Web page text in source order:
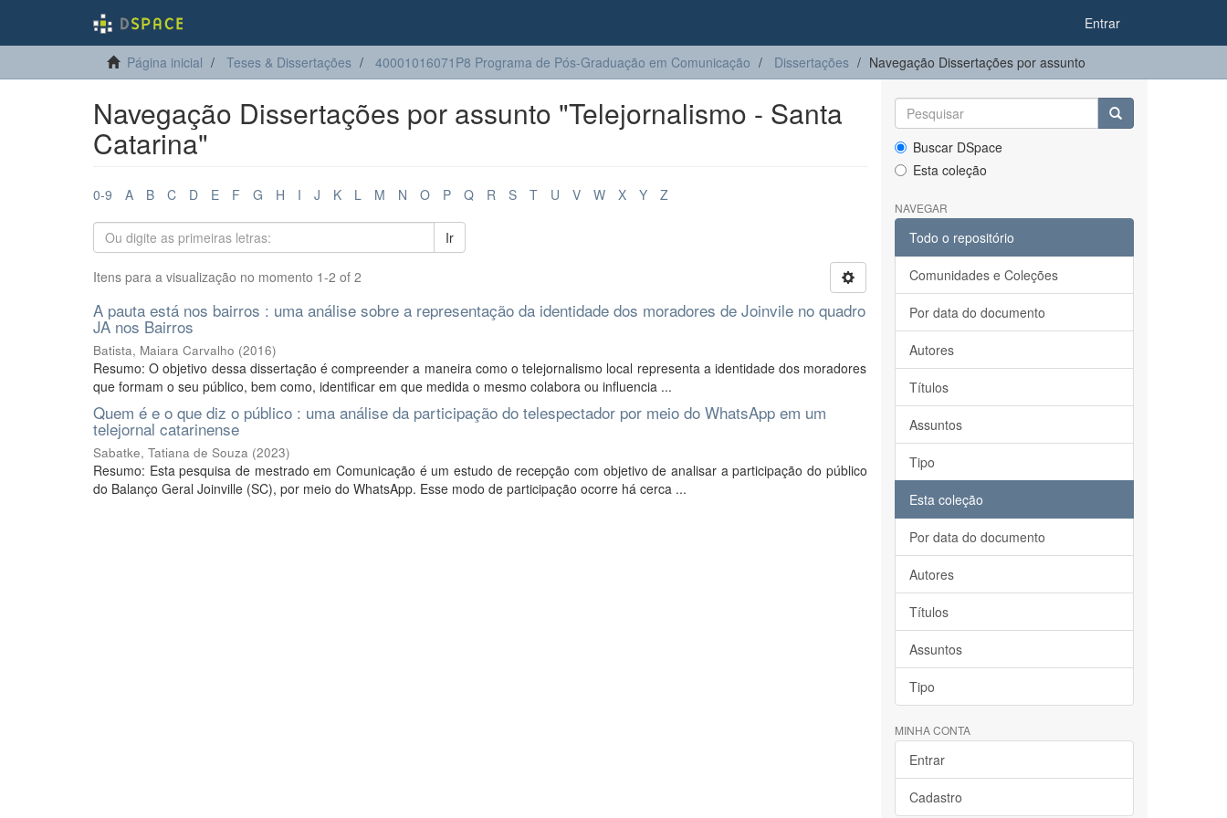
Entrar
Página inicial Teses & Dissertações 40001016071P8 Programa de Pós-Graduação em Comunicação Dissertações Navegação Dissertações por assunto
Navegação Dissertações por assunto "Telejornalismo - Santa
Catarina"
0-9 A B C D E F G H I J K L M N O P Q R S T U V W X Y Z
Ir
Itens para a visualização no momento 1-2 of 2
A pauta está nos bairros : uma análise sobre a representação da identidade dos moradores de Joinvile no quadro
JA nos Bairros
Batista, Maiara Carvalho (2016)
Resumo: O objetivo dessa dissertação é compreender a maneira como o telejornalismo local representa a identidade dos moradores
que formam o seu público, bem como, identificar em que medida o mesmo colabora ou influencia ...
Quem é e o que diz o público : uma análise da participação do telespectador por meio do WhatsApp em um
telejornal catarinense
Sabatke, Tatiana de Souza (2023)
Resumo: Esta pesquisa de mestrado em Comunicação é um estudo de recepção com objetivo de analisar a participação do público
do Balanço Geral Joinville (SC), por meio do WhatsApp. Esse modo de participação ocorre há cerca ...
Buscar DSpace
Esta coleção
NAVEGAR
Todo o repositório
Comunidades e Coleções
Por data do documento
Autores
Títulos
Assuntos
Tipo
Esta coleção
Por data do documento
Autores
Títulos
Assuntos
Tipo
MINHA CONTA
Entrar
Cadastro